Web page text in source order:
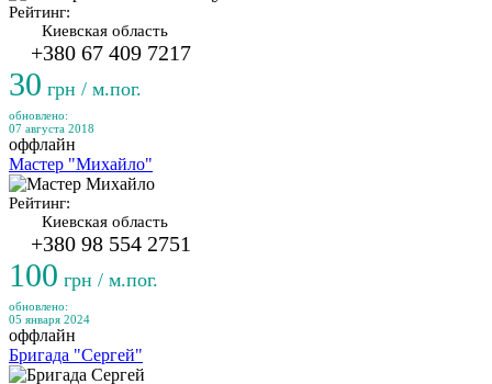
Рейтинг:
Киевская область
+380 67 409 7217
30 грн / м.пог.
обновлено:
07 августа 2018
оффлайн
Мастер "Михайло"
Рейтинг:
Киевская область
+380 98 554 2751
100 грн / м.пог.
обновлено:
05 января 2024
оффлайн
Бригада "Сергей"